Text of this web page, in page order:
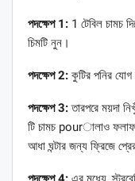
পদক্ষেপ 1: 1 টেবিল চামচ
চিমটি নুন।
পদক্ষেপ 2: কুটির পনির
পদক্ষেপ 3:তারপরে ময়দা
টি চামচ pourালাও
আধা ঘন্টার জন্য ফ্রিজে